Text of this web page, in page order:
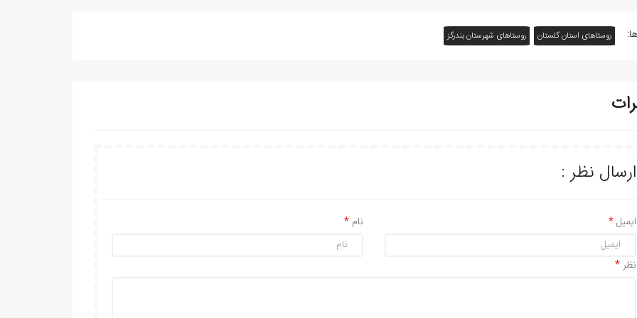
روستاهای استان گلستان روستاهای شهرستان بندرگز
ارسال نظر :
نام ایمیل
نظر